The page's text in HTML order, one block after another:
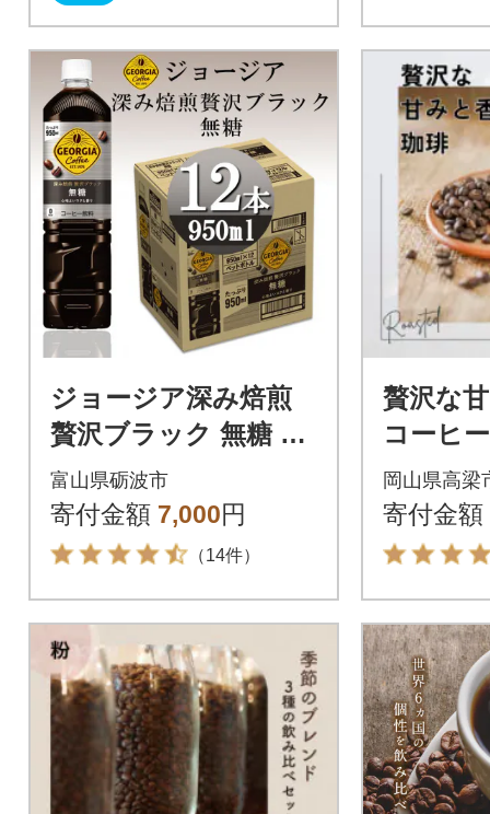
ジョージア深み焙煎
贅沢ブラック 無糖 95
0mlPET×12本
富山県砺波市
寄付金額 7,000円
（14件）
贅沢な
コーヒ
3袋) 豆
岡山県高梁
寄付金額